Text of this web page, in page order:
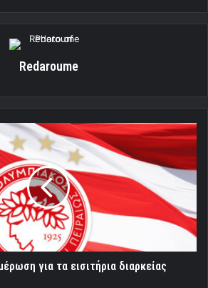
Redaroume
για τα εισιτήρια διαρκείας